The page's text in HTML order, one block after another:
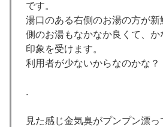
です。
湯口のある右側のお湯の方が新
側のお湯もなかなか良くて、か
印象を受けます。
利用者が少ないからなのかな？
.
見た感じ金気臭がプンプン漂っ